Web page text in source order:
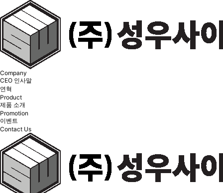
Company
CEO 인사말
연혁
Product
제품 소개
Promotion
이벤트
Contact Us